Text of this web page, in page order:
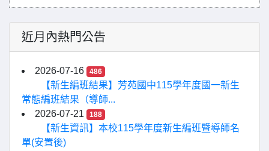
近月內熱門公告
2026-07-16 486
【新生編班結果】芳苑國中115學年度國一新生
常態編班結果（導師...
2026-07-21
188
【新生資訊】本校115學年度新生編班暨導師名
單(安置後)